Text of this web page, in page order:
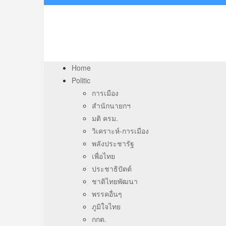
Home
Politic
การเมือง
สำนักนายกฯ
มติ ครม.
วิเคราะห์-การเมือง
พลังประชารัฐ
เพื่อไทย
ประชาธิปัตต์
ชาติไทยพัฒนา
พรรคอื่นๆ
ภูมิใจไทย
กกต.